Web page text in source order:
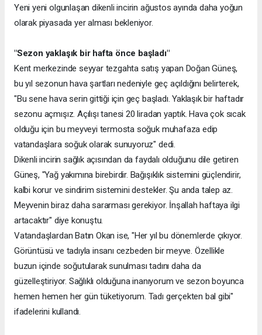
Yeni yeni olgunlaşan dikenli incirin ağustos ayında daha yoğun
olarak piyasada yer alması bekleniyor.
"Sezon yaklaşık bir hafta önce başladı"
Kent merkezinde seyyar tezgahta satış yapan Doğan Güneş,
bu yıl sezonun hava şartları nedeniyle geç açıldığını belirterek,
"Bu sene hava serin gittiği için geç başladı. Yaklaşık bir haftadır
sezonu açmışız. Açılışı tanesi 20 liradan yaptık. Hava çok sıcak
olduğu için bu meyveyi termosta soğuk muhafaza edip
vatandaşlara soğuk olarak sunuyoruz" dedi.
Dikenli incirin sağlık açısından da faydalı olduğunu dile getiren
Güneş, "Yağ yakımına birebirdir. Bağışıklık sistemini güçlendirir,
kalbi korur ve sindirim sistemini destekler. Şu anda talep az.
Meyvenin biraz daha sararması gerekiyor. İnşallah haftaya ilgi
artacaktır" diye konuştu.
Vatandaşlardan Batın Okan ise, "Her yıl bu dönemlerde çıkıyor.
Görüntüsü ve tadıyla insanı cezbeden bir meyve. Özellikle
buzun içinde soğutularak sunulması tadını daha da
güzelleştiriyor. Sağlıklı olduğuna inanıyorum ve sezon boyunca
hemen hemen her gün tüketiyorum. Tadı gerçekten bal gibi"
ifadelerini kullandı.